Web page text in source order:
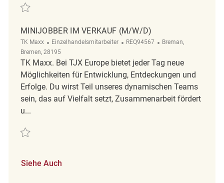
Retten Mitarbeiter im Verkauf REQ138628
MINIJOBBER IM VERKAUF (M/W/D)
TK Maxx Kategorie
Einzelhandelsmitarbeiter ReqId
REQ94567 Ort
Breman,
Bremen, 28195
TK Maxx. Bei TJX Europe bietet jeder Tag neue
Möglichkeiten für Entwicklung, Entdeckungen und
Erfolge. Du wirst Teil unseres dynamischen Teams
sein, das auf Vielfalt setzt, Zusammenarbeit fördert
u...
Retten Minijobber im Verkauf (m/w/d) REQ94567
Siehe Auch